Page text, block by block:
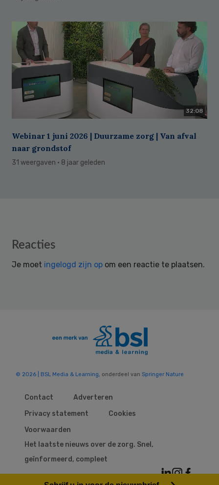
32:08
Webinar 1 juni 2026 | Duurzame zorg | Van afval
naar grondstof
31 weergaven · 8 jaar geleden
Reader
Reacties
Je moet ingelogd zijn op om een reactie te plaatsen.
© 2026 | BSL Media & Learning, onderdeel van Springer Nature
Contact
Adverteren
Privacy statement
Cookies
Voorwaarden
Het laatste nieuws over de zorg. Snel,
geïnformeerd, compleet